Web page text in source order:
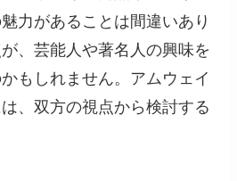
力があることは間違いあり
、芸能人や著名人の興味を
もしれません。アムウェイ
、双方の視点から検討する